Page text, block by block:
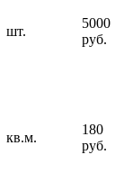
шт.
5000
руб.
кв.м.
180
руб.